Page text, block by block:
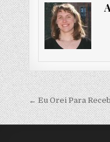
← Eu Orei Para